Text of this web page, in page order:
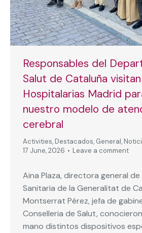
Responsables del
Salut de Cataluña
Hospitalarias Madrid
nuestro modelo de
cerebral
Activities, Destacados, General,
17 June, 2026
Leave a comment
Aina Plaza, directora general
Sanitaria de la Generalitat de
Montserrat Pérez, jefa de
Conselleria de Salut,
mano distintos dispositivos